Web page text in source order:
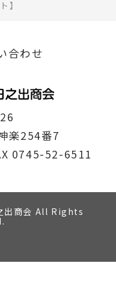
】
合わせ
楽254番7
0745-52-6511
出商会 All Rights